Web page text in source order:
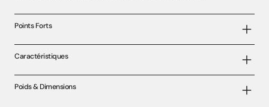
Points Forts
Caractéristiques
Poids & Dimensions